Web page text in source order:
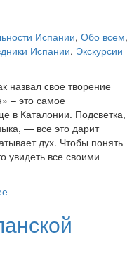
Испании, Обо всем,
Испании, Экскурсии
свое творение
– это самое
в Каталонии. Подсветка,
— все это дарит
дух. Чтобы понять
увидеть все своими